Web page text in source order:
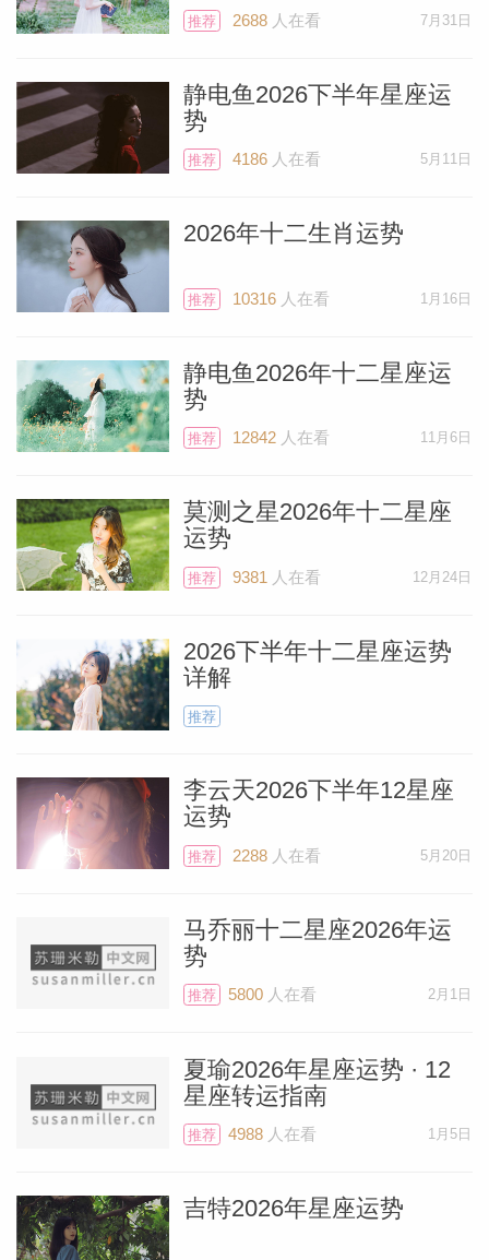
推荐 2688人在看 7月31日
静电鱼2026下半年星座运
势
推荐 4186人在看 5月11日
2026年十二生肖运势
推荐 10316人在看 1月16日
静电鱼2026年十二星座运
势
推荐 12842人在看 11月6日
莫测之星2026年十二星座
运势
推荐 9381 人在看 12月24日
2026下半年十二星座运势
详解
推荐
李云天2026下半年12星座
运势
推荐 2288人在看 5月20日
马乔丽十二星座2026年运
势
推荐 5800人在看 2月1日
夏瑜2026年星座运势 · 12
星座转运指南
推荐 4988人在看 1月5日
吉特2026年星座运势